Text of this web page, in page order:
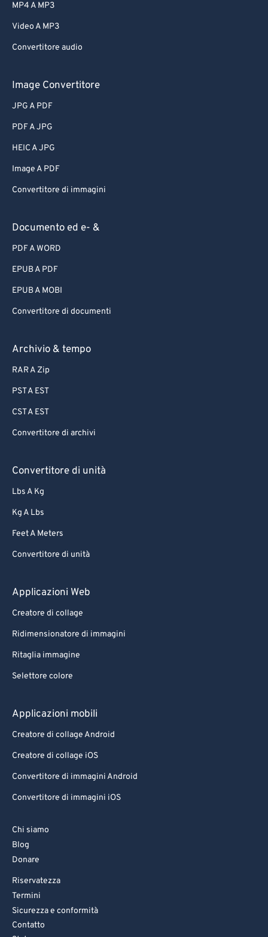
MP4 A MP3
Video A MP3
Convertitore audio
Image Convertitore
JPG A PDF
PDF A JPG
HEIC A JPG
Image A PDF
Convertitore di immagini
Documento ed e- &
PDF A WORD
EPUB A PDF
EPUB A MOBI
Convertitore di documenti
Archivio & tempo
RAR A Zip
PST A EST
CST A EST
Convertitore di archivi
Convertitore di unità
Lbs A Kg
Kg A Lbs
Feet A Meters
Convertitore di unità
Applicazioni Web
Creatore di collage
Ridimensionatore di immagini
Ritaglia immagine
Selettore colore
Applicazioni mobili
Creatore di collage Android
Creatore di collage iOS
Convertitore di immagini Android
Convertitore di immagini iOS
Chi siamo
Blog
Donare
Riservatezza
Termini
Sicurezza e conformità
Contatto